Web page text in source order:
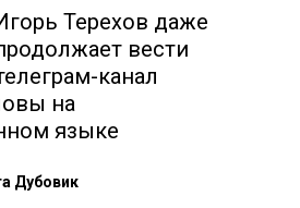
Терехов даже
вести
канал
на
языке
Дубовик